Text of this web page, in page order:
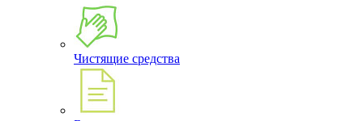
Чистящие средства